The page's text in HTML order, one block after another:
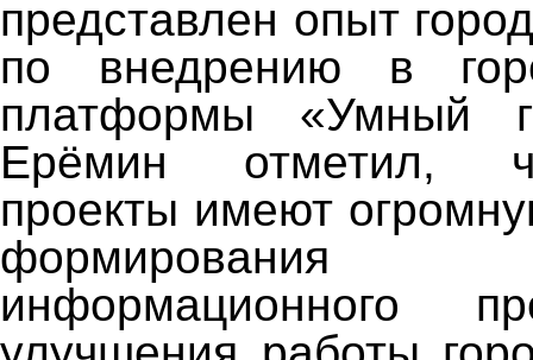
представлен опыт
по внедрению в
платформы «Умный
Ерёмин отметил,
проекты имеют
информационного